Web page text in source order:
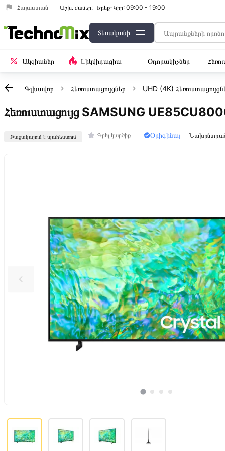
Հայաստան Աշխ․ ժամեր: Երեք-Կիր: 09:00 - 19:00
Տեսականի
Ակցիաներ Լիկվիդացիա Օդորակիչներ
Գլխավոր Հեռուստացույցներ UHD (4K)
Հեռուստացույց SAMSUNG
Բացակայում է պահեստում Գրել կարծիք Օրիգինալ